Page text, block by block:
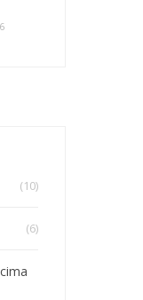
(10)
(6)